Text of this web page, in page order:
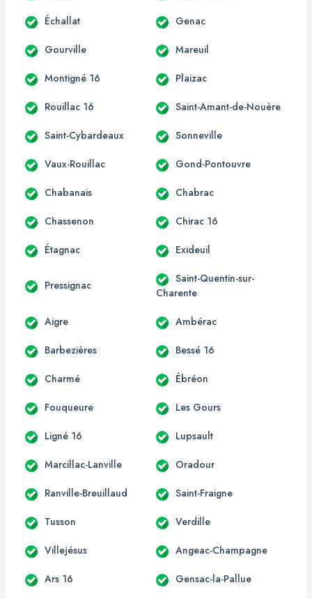
Échallat Genac
Gourville Mareuil
Montigné 16 Plaizac
Rouillac 16 Saint-Amant-de-Nouère
Saint-Cybardeaux Sonneville
Vaux-Rouillac Gond-Pontouvre
Chabanais Chabrac
Chassenon Chirac 16
Étagnac Exideuil
Pressignac
Saint-Quentin-sur-
Charente
Aigre Ambérac
Barbezières Bessé 16
Charmé Ébréon
Fouqueure Les Gours
Ligné 16 Lupsault
Marcillac-Lanville Oradour
Ranville-Breuillaud Saint-Fraigne
Tusson Verdille
Villejésus Angeac-Champagne
Ars 16 Gensac-la-Pallue